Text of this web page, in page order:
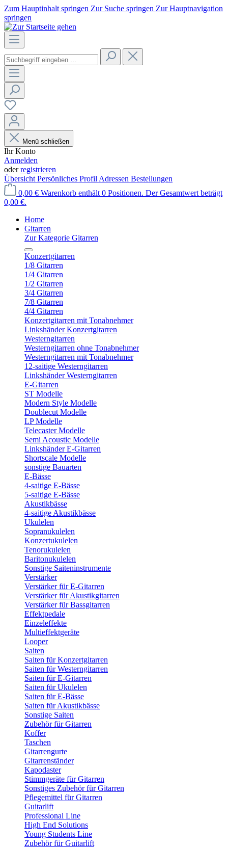
Zum Hauptinhalt springen Zur Suche springen Zur Hauptnavigation
springen
Menü schließen
Ihr Konto
Anmelden
oderregistrieren
Übersicht Persönliches Profil Adressen Bestellungen
0,00 € Warenkorb enthält 0 Positionen. Der Gesamtwert beträgt
0,00 €.
Home
Gitarren
Zur Kategorie Gitarren
Konzertgitarren
1/8 Gitarren
1/4 Gitarren
1/2 Gitarren
3/4 Gitarren
7/8 Gitarren
4/4 Gitarren
Konzertgitarren mit Tonabnehmer
Linkshänder Konzertgitarren
Westerngitarren
Westerngitarren ohne Tonabnehmer
Westerngitarren mit Tonabnehmer
12-saitige Westerngitarren
Linkshänder Westerngitarren
E-Gitarren
ST Modelle
Modern Style Modelle
Doublecut Modelle
LP Modelle
Telecaster Modelle
Semi Acoustic Modelle
Linkshänder E-Gitarren
Shortscale Modelle
sonstige Bauarten
E-Bässe
4-saitige E-Bässe
5-saitige E-Bässe
Akustikbässe
4-saitige Akustikbässe
Ukulelen
Sopranukulelen
Konzertukulelen
Tenorukulelen
Baritonukulelen
Sonstige Saiteninstrumente
Verstärker
Verstärker für E-Gitarren
Verstärker für Akustikgitarren
Verstärker für Bassgitarren
Effektpedale
Einzeleffekte
Multieffektgeräte
Looper
Saiten
Saiten für Konzertgitarren
Saiten für Westerngitarren
Saiten für E-Gitarren
Saiten für Ukulelen
Saiten für E-Bässe
Saiten für Akustikbässe
Sonstige Saiten
Zubehör für Gitarren
Koffer
Taschen
Gitarrengurte
Gitarrenständer
Kapodaster
Stimmgeräte für Gitarren
Sonstiges Zubehör für Gitarren
Pflegemittel für Gitarren
Guitarlift
Professional Line
High End Solutions
Young Students Line
Zubehör für Guitarlift